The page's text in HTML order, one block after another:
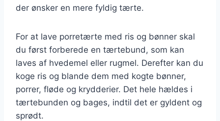
der ønsker en mere fyldig tærte.
For at lave porretærte med ris og bønner skal
du først forberede en tærtebund, som kan
laves af hvedemel eller rugmel. Derefter kan du
koge ris og blande dem med kogte bønner,
porrer, fløde og krydderier. Det hele hældes i
tærtebunden og bages, indtil det er gyldent og
sprødt.